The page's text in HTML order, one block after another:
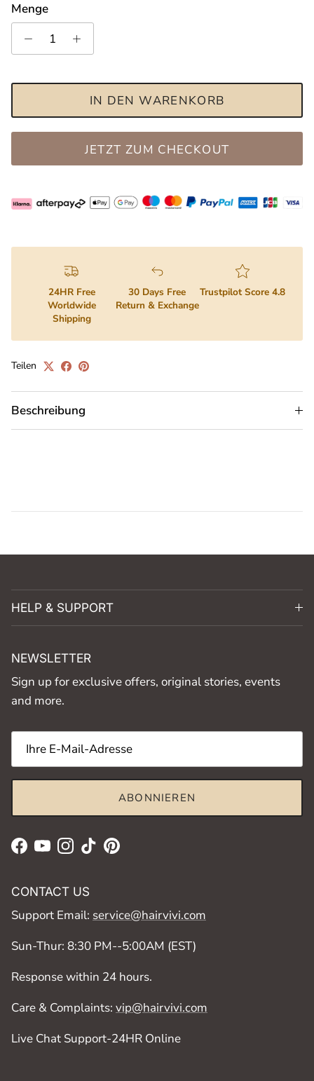
Menge
IN DEN WARENKORB
JETZT ZUM CHECKOUT
24HR Free
Worldwide
Shipping
30 Days Free
Return & Exchange
Trustpilot Score 4.8
Teilen
Beschreibung
HELP & SUPPORT
NEWSLETTER
Sign up for exclusive offers, original stories, events
and more.
ABONNIEREN
Facebook
YouTubeInstagram
TikTokPinterest
CONTACT US
Support Email: service@hairvivi.com
Sun-Thur: 8:30 PM--5:00AM (EST)
Response within 24 hours.
Care & Complaints: vip@hairvivi.com
Live Chat Support-24HR Online